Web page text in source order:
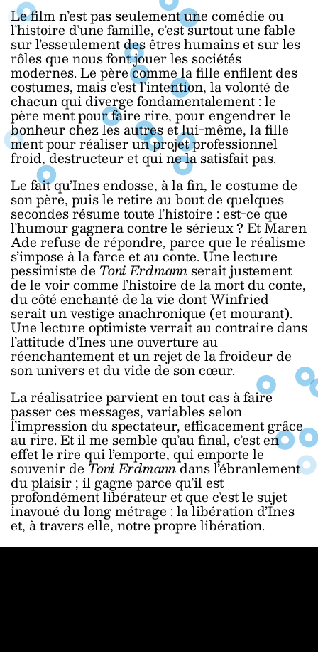
Le film n’est pas seulement une comédie ou
l’histoire d’une famille, c’est surtout une fable
sur l’esseulement des êtres humains et sur les
rôles que nous font jouer les sociétés
modernes. Le père comme la fille enfilent des
costumes, mais c’est l’intention, la volonté de
chacun qui diverge fondamentalement : le
père ment pour faire rire, pour engendrer le
bonheur chez les autres et lui-même, la fille
ment pour réaliser un projet professionnel
froid, destructeur et qui ne la satisfait pas.
Le fait qu’Ines endosse, à la fin, le costume de
son père, puis le retire au bout de quelques
secondes résume toute l’histoire : est-ce que
l’humour gagnera contre le sérieux ? Et Maren
Ade refuse de répondre, parce que le réalisme
s’impose à la farce et au conte. Une lecture
pessimiste de Toni Erdmannserait justement
de le voir comme l’histoire de la mort du conte,
du côté enchanté de la vie dont Winfried
serait un vestige anachronique (et mourant).
Une lecture optimiste verrait au contraire dans
l’attitude d’Ines une ouverture au
réenchantement et un rejet de la froideur de
son univers et du vide de son cœur.
La réalisatrice parvient en tout cas à faire
passer ces messages, variables selon
l’impression du spectateur, efficacement grâce
au rire. Et il me semble qu’au final, c’est en
effet le rire qui l’emporte, qui emporte le
souvenir de Toni Erdmanndans l’ébranlement
du plaisir ; il gagne parce qu’il est
profondément libérateur et que c’est le sujet
inavoué du long métrage : la libération d’Ines
et, à travers elle, notre propre libération.